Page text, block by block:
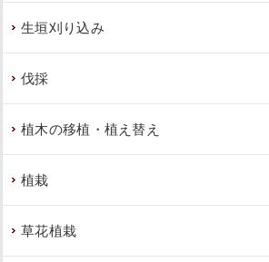
生垣刈り込み
伐採
植木の移植・植え替え
植栽
草花植栽